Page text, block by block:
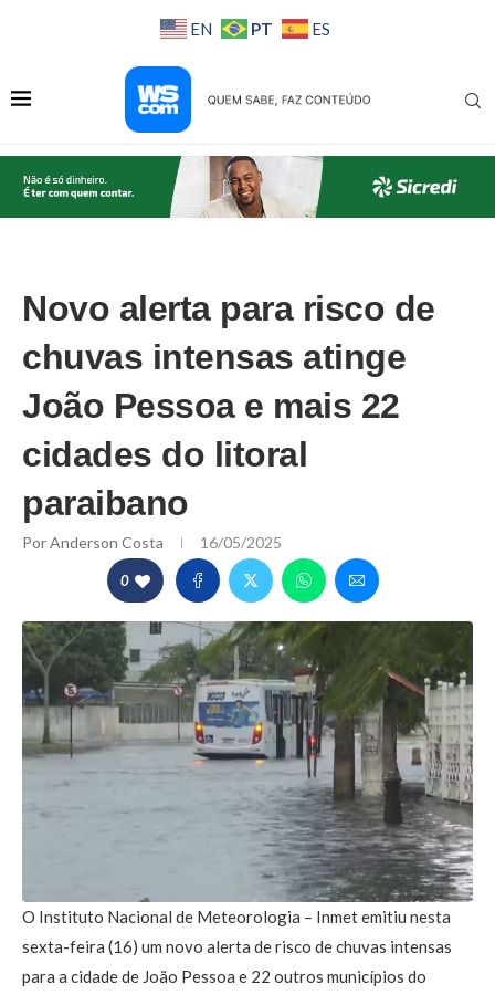
EN PT ES
Novo alerta para risco de
chuvas intensas atinge
João Pessoa e mais 22
cidades do litoral
paraibano
PorAnderson Costa 16/05/2025
0
O Instituto Nacional de Meteorologia – Inmet emitiu nesta
sexta-feira (16) um novo alerta de risco de chuvas intensas
para a cidade de João Pessoa e 22 outros municípios do